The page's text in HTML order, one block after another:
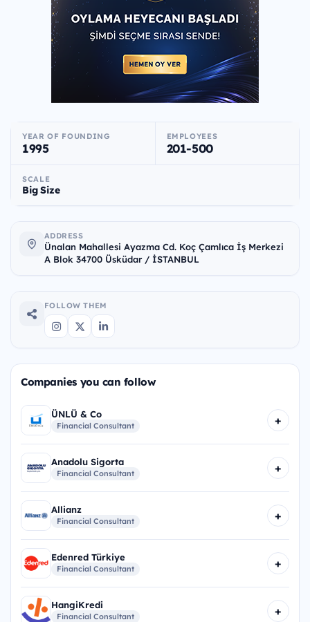
YEAR OF FOUNDING
1995
EMPLOYEES
201-500
SCALE
Big Size
ADDRESS
Ünalan Mahallesi Ayazma Cd. Koç Çamlıca İş Merkezi
A Blok 34700 Üsküdar / İSTANBUL
FOLLOW THEM
Companies you can follow
ÜNLÜ & Co
Financial Consultant +
Anadolu Sigorta
Financial Consultant +
Allianz
Financial Consultant +
Edenred Türkiye
Financial Consultant +
HangiKredi
Financial Consultant +